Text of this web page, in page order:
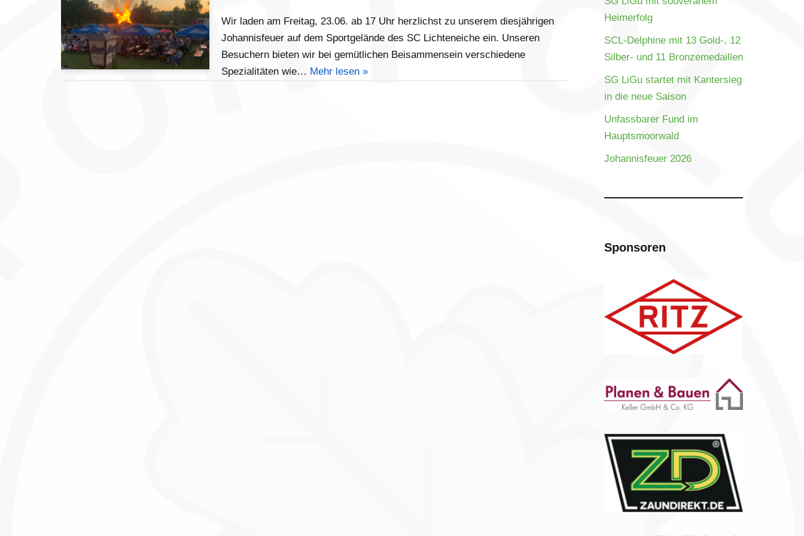
Wir laden am Freitag, 23.06. ab 17 Uhr herzlichst zu unserem diesjährigen
Johannisfeuer auf dem Sportgelände des SC Lichteneiche ein. Unseren
Besuchern bieten wir bei gemütlichen Beisammensein verschiedene
Spezialitäten wie… Mehr lesen »
Heimerfolg
SCL-Delphine mit 13 Gold-, 12
Silber- und 11 Bronzemedaillen
SG LiGu startet mit Kantersieg
in die neue Saison
Unfassbarer Fund im
Hauptsmoorwald
Johannisfeuer 2026
Sponsoren